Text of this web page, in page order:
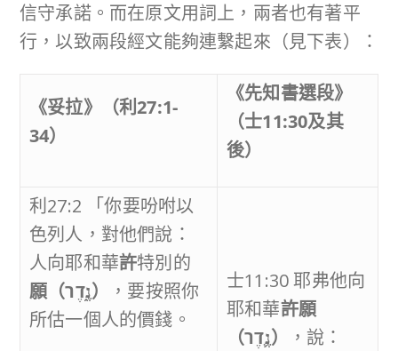
信守承諾。而在原文用詞上，兩者也有著平
行，以致兩段經文能夠連繫起來（見下表）：
《妥拉》（利27:1-
34）
《先知書選段》
（士11:30及其
後）
利27:2 「你要吩咐以
色列人，對他們說：
人向耶和華許特別的
願（נֶ֑דֶר）
，要按照你
所估一個人的價錢。
士11:30 耶弗他向
耶和華許願
（נֶ֛דֶר）
，說：